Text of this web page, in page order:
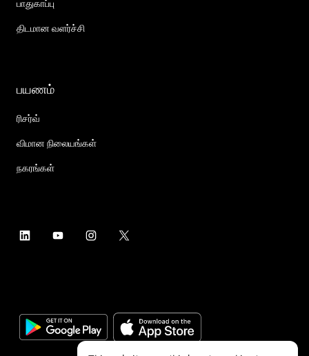
பாதுகாப்பு
திடமான வளர்ச்சி
பயணம்
ரிசர்வ்
விமான நிலையங்கள்
நகரங்கள்